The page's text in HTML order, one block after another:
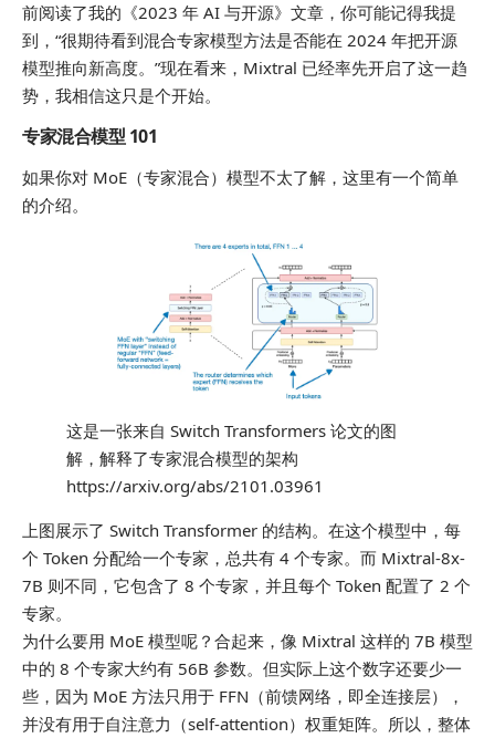
前阅读了我的《2023 年 AI 与开源》文章，你可能记得我提
到，“很期待看到混合专家模型方法是否能在 2024 年把开源
模型推向新高度。”现在看来，Mixtral 已经率先开启了这一趋
势，我相信这只是个开始。
专家混合模型 101
如果你对 MoE（专家混合）模型不太了解，这里有一个简单
的介绍。
这是一张来自 Switch Transformers 论文的图
解，解释了专家混合模型的架构
https://arxiv.org/abs/2101.03961
上图展示了 Switch Transformer 的结构。在这个模型中，每
个 Token 分配给一个专家，总共有 4 个专家。而 Mixtral-8x-
7B 则不同，它包含了 8 个专家，并且每个 Token 配置了 2 个
专家。
为什么要用 MoE 模型呢？合起来，像 Mixtral 这样的 7B 模型
中的 8 个专家大约有 56B 参数。但实际上这个数字还要少一
些，因为 MoE 方法只用于 FFN（前馈网络，即全连接层），
并没有用于自注意力（self-attention）权重矩阵。所以，整体